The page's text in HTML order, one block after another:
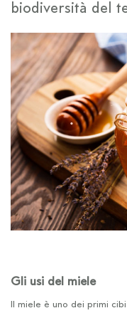
biodiversità del
Gli usi del miele
Il miele è uno dei primi